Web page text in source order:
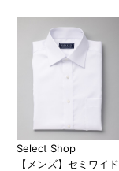
Select Shop
【メンズ】セミワイド